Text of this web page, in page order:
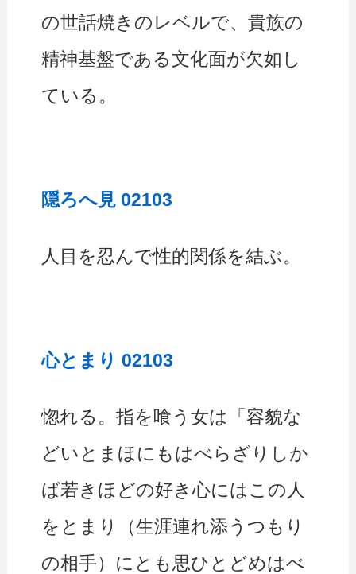
の世話焼きのレベルで、貴族の
精神基盤である文化面が欠如し
ている。
隠ろへ見 02103
人目を忍んで性的関係を結ぶ。
心とまり 02103
惚れる。指を喰う女は「容貌な
どいとまほにもはべらざりしか
ば若きほどの好き心にはこの人
をとまり（生涯連れ添うつもり
の相手）にとも思ひとどめはべ